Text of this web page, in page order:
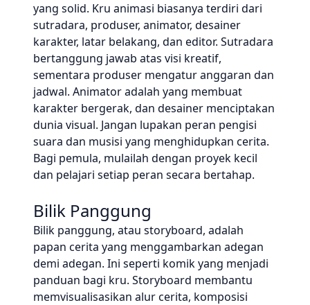
yang solid. Kru animasi biasanya terdiri dari
sutradara, produser, animator, desainer
karakter, latar belakang, dan editor. Sutradara
bertanggung jawab atas visi kreatif,
sementara produser mengatur anggaran dan
jadwal. Animator adalah yang membuat
karakter bergerak, dan desainer menciptakan
dunia visual. Jangan lupakan peran pengisi
suara dan musisi yang menghidupkan cerita.
Bagi pemula, mulailah dengan proyek kecil
dan pelajari setiap peran secara bertahap.
Bilik Panggung
Bilik panggung, atau storyboard, adalah
papan cerita yang menggambarkan adegan
demi adegan. Ini seperti komik yang menjadi
panduan bagi kru. Storyboard membantu
memvisualisasikan alur cerita, komposisi